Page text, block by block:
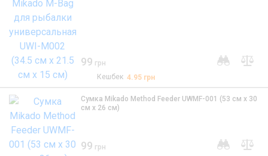
99 грн
Кешбек4.95 грн
Сумка Mikado Method Feeder UWMF-001 (53 см x 30
см x 26 см)
99 грн